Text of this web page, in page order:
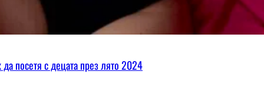
посетя с децата през лято 2024